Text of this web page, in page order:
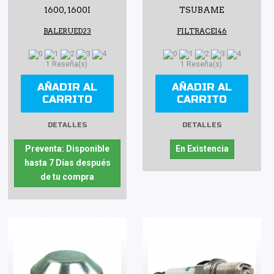
1600, 1600I
BALERUED23
1 Reseña(s)
AÑADIR AL
CARRITO
DETALLES
Preventa: Disponible
hasta 7 Días después
de tu compra
TSUBAME
FILTRACEI46
1 Reseña(s)
AÑADIR AL
CARRITO
DETALLES
En Existencia